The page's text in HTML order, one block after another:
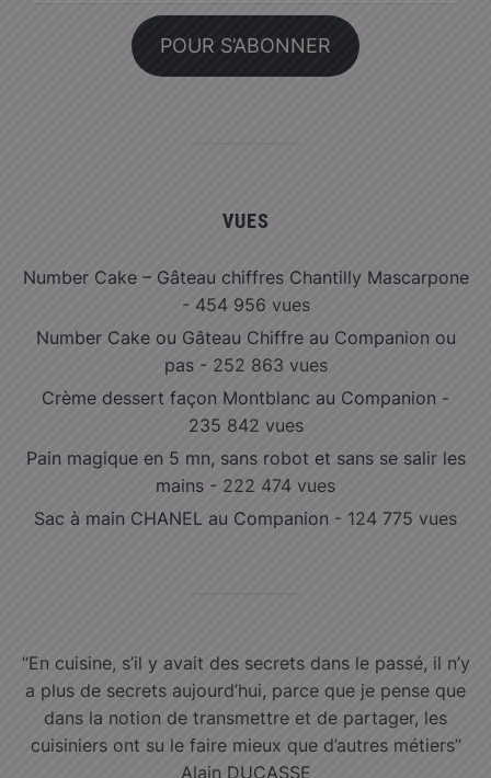
POUR S’ABONNER
VUES
Number Cake – Gâteau chiffres Chantilly Mascarpone
- 454 956 vues
Number Cake ou Gâteau Chiffre au Companion ou
pas- 252 863 vues
Crème dessert façon Montblanc au Companion -
235 842 vues
Pain magique en 5 mn, sans robot et sans se salir les
mains - 222 474 vues
Sac à main CHANEL au Companion - 124 775 vues
“En cuisine, s’il y avait des secrets dans le passé, il n’y
a plus de secrets aujourd’hui, parce que je pense que
dans la notion de transmettre et de partager, les
cuisiniers ont su le faire mieux que d’autres métiers”
Alain DUCASSE